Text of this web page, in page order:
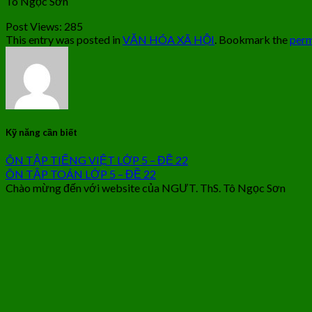
Post Views: 285
This entry was posted in VĂN HÓA XÃ HỘI. Bookmark the
Kỹ năng cần biết
ÔN TẬP TIẾNG VIỆT LỚP 5 – ĐỀ 22
ÔN TẬP TOÁN LỚP 5 – ĐỀ 22
Chào mừng đến với website của NGƯT. ThS. Tô Ngọc Sơn